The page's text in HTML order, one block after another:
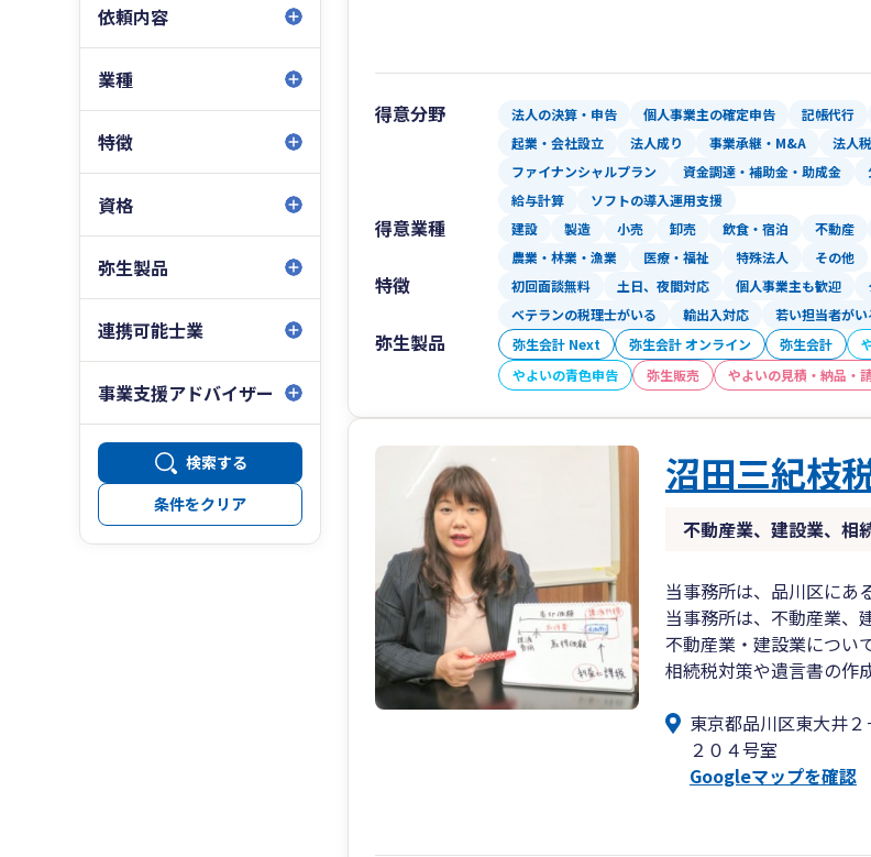
依頼内容
業種
特徴
資格
弥生製品
連携可能士業
事業支援アドバイザー
検索する
条件をクリア
ハートランド税理士法
る高度な専門知識とコ
ービスを展開する稀有な
特に「資金調達」「創業
意としており、中でも資
成金までワンストップで
税務顧問や会社設立はも
で、経営に関わることで
得意分野 法人の決算・申告 個人事業主の確定申告 記帳代行
起業・会社設立
法人成り 事業承継・M&A 法人税
ファイナンシャルプラン
資金調達・補助金・助成金
給与計算
ソフトの導入運用支援
得意業種 建設 製造 小売 卸売 飲食・宿泊 不動産
農業・林業・漁業
医療・福祉 特殊法人 その他
特徴 初回面談無料 土日、夜間対応 個人事業主も歓迎
ベテランの税理士がいる
輸出入対応 若い担当者がい
弥生製品 弥生会計 Next 弥生会計 オンライン 弥生会計
やよいの青色申告
弥生販売 やよいの見積・納品・
沼田三紀枝
不動産業、建設業、相
当事務所は、品川区にあ
当事務所は、不動産業、
不動産業・建設業につい
相続税対策や遺言書の作
東京都品川区東大井
２０４号室
Googleマップを確認